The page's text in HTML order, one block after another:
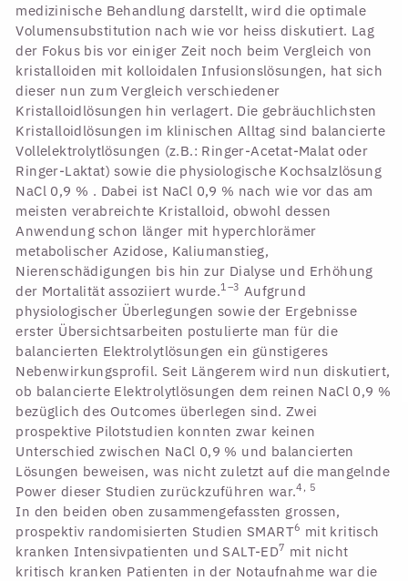
medizinische Behandlung darstellt, wird die optimale
Volumensubstitution nach wie vor heiss diskutiert. Lag
der Fokus bis vor einiger Zeit noch beim Vergleich von
kristalloiden mit kolloidalen Infusionslösungen, hat sich
dieser nun zum Vergleich verschiedener
Kristalloidlösungen hin verlagert. Die gebräuchlichsten
Kristalloidlösungen im klinischen Alltag sind balancierte
Vollelektrolytlösungen (z.B.: Ringer-Acetat-Malat oder
Ringer-Laktat) sowie die physiologische Kochsalzlösung
NaCl 0,9 % . Dabei ist NaCl 0,9 % nach wie vor das am
meisten verabreichte Kristalloid, obwohl dessen
Anwendung schon länger mit hyperchlorämer
metabolischer Azidose, Kaliumanstieg,
Nierenschädigungen bis hin zur Dialyse und Erhöhung
der Mortalität assoziiert wurde.1–3 Aufgrund
physiologischer Überlegungen sowie der Ergebnisse
erster Übersichtsarbeiten postulierte man für die
balancierten Elektrolytlösungen ein günstigeres
Nebenwirkungsprofil. Seit Längerem wird nun diskutiert,
ob balancierte Elektrolytlösungen dem reinen NaCl 0,9 %
bezüglich des Outcomes überlegen sind. Zwei
prospektive Pilotstudien konnten zwar keinen
Unterschied zwischen NaCl 0,9 % und balancierten
Lösungen beweisen, was nicht zuletzt auf die mangelnde
Power dieser Studien zurückzuführen war.4, 5
In den beiden oben zusammengefassten grossen,
prospektiv randomisierten Studien SMART6 mit kritisch
kranken Intensivpatienten und SALT-ED7 mit nicht
kritisch kranken Patienten in der Notaufnahme war die